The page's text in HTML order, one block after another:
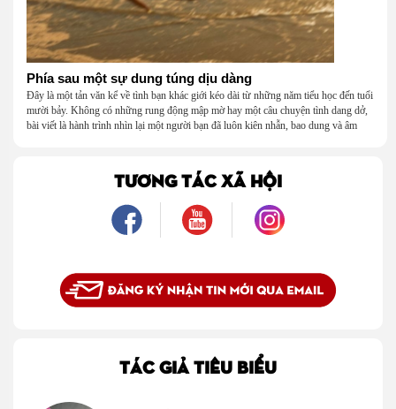
Phía sau một sự dung túng dịu dàng
Đây là một tản văn kể về tình bạn khác giới kéo dài từ những năm tiểu học đến tuổi
mười bảy. Không có những rung động mập mờ hay một câu chuyện tình dang dở,
bài viết là hành trình nhìn lại một người bạn đã luôn kiên nhẫn, bao dung và âm
là một mối tình, mà là một người luôn cho tôi quyền được là chính mình.
TƯƠNG TÁC XÃ HỘI
TÁC GIẢ TIÊU BIỂU